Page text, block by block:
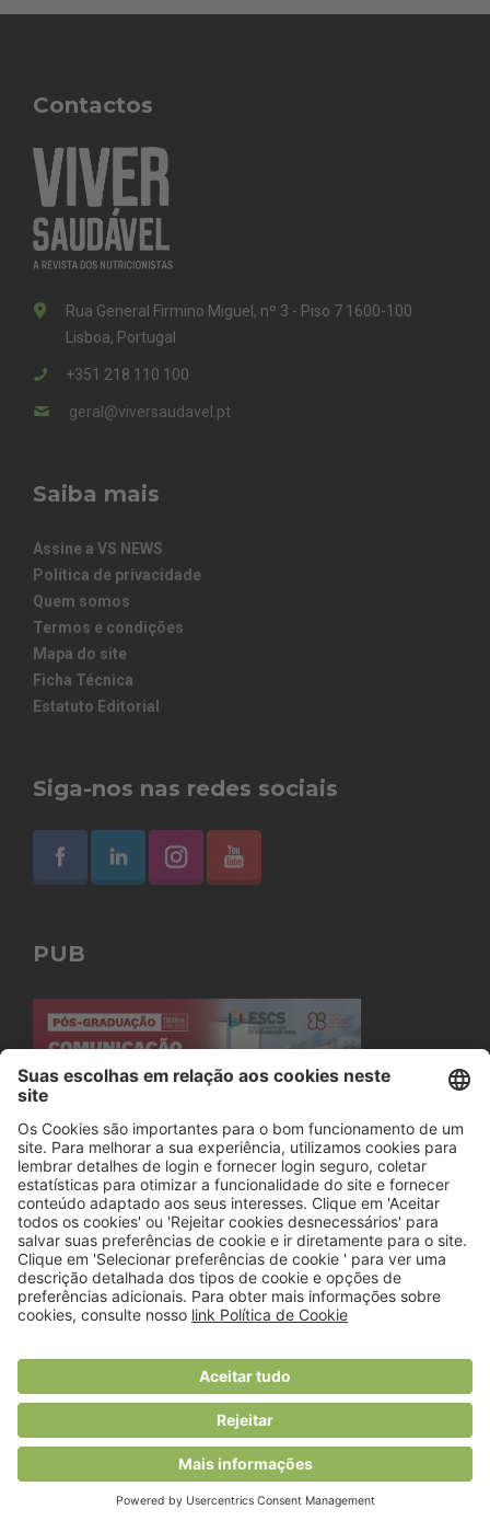
Contactos
Rua General Firmino Miguel, nº 3 - Piso 7 1600-100
Lisboa, Portugal
+351 218 110 100
geral@viversaudavel.pt
Saiba mais
Assine a VS NEWS
Política de privacidade
Quem somos
Termos e condições
Mapa do site
Ficha Técnica
Estatuto Editorial
Siga-nos nas redes sociais
PUB
© 2018 Viver Saudável
O portal dos profissionais de nutrição
Created byRHP Consulting